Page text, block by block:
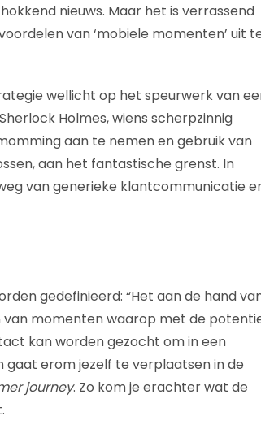
nieuws. Maar het is verrassend
van ‘mobiele momenten’ uit
wellicht op het speurwerk van
Holmes, wiens scherpzinnig
aan te nemen en gebruik van
aan het fantastische grenst. In
van generieke klantcommunicatie
gedefinieerd: “Het aan de hand
momenten waarop met de
kan worden gezocht om in een
erom jezelf te verplaatsen in de
journey. Zo kom je erachter wat de